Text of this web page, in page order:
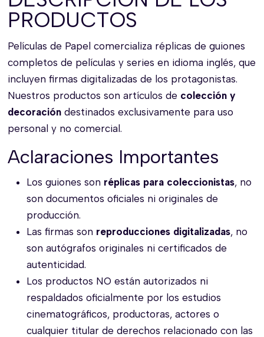
PRODUCTOS
Películas de Papel comercializa réplicas de guiones
completos de películas y series en idioma inglés, que
incluyen firmas digitalizadas de los protagonistas.
Nuestros productos son artículos de colección y
decoracióndestinados exclusivamente para uso
personal y no comercial.
Aclaraciones Importantes
Los guiones son réplicas para coleccionistas, no
son documentos oficiales ni originales de
producción.
Las firmas son reproducciones digitalizadas, no
son autógrafos originales ni certificados de
autenticidad.
Los productos NO están autorizados ni
respaldados oficialmente por los estudios
cinematográficos, productoras, actores o
cualquier titular de derechos relacionado con las